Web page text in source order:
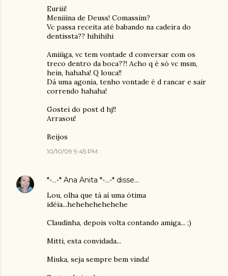
Euriii!
Meniiina de Deuss! Comassim?
Vc passa receita até babando na cadeira do
dentissta?? hihihihi
Amiiiga, vc tem vontade d conversar com os
treco dentro da boca??! Acho q é só vc msm,
hein, hahaha! Q louca!!
Dá uma agonia, tenho vontade é d rancar e sair
correndo hahaha!
Gostei do post d hj!!
Arrasou!
Beijos
10/10/09 9:45 PM
*-...-* Ana Anita *-...-* disse…
Lou, olha que tá aí uma ótima
idéia...hehehehehehehe
Claudinha, depois volta contando amiga... ;)
Mitti, esta convidada...
Miuka, seja sempre bem vinda!